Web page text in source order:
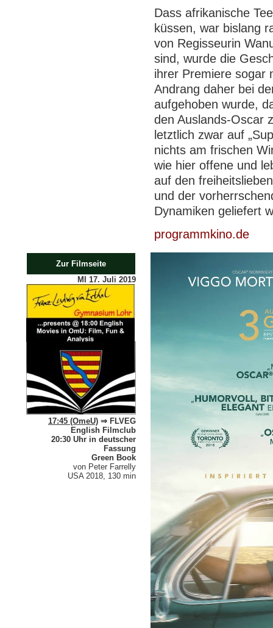
Dass afrikanische
küssen, war bislang
von Regisseurin
sind, wurde die
ihrer Premiere sogar
Andrang daher bei
aufgehoben wurde,
den Auslands-Oscar
letztlich zwar auf
nichts am frischen
wie hier offene und
auf den
und der
Dynamiken geliefert
programmkino.de
Zur Filmseite
MI 17. Juli 2019
17:45 (OmeU) ⇒ FLVEG
English Filmclub
20:30 Uhr in deutscher
Fassung
Green Book
von Peter Farrelly
USA 2018, 130 min